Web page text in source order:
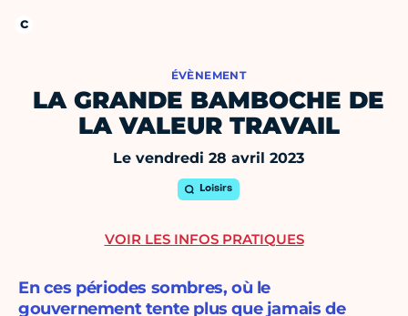
ÉVÈNEMENT
LA GRANDE BAMBOCHE DE
LA VALEUR TRAVAIL
Le vendredi 28 avril 2023
Loisirs
En ces périodes sombres, où le
gouvernement tente plus que jamais de
VOIR LES INFOS PRATIQUES